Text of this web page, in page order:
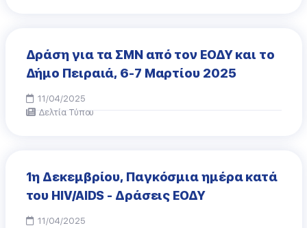
Δράση για τα ΣΜΝ από τον ΕΟΔΥ και το
Δήμο Πειραιά, 6-7 Μαρτίου 2025
11/04/2025
Δελτία Τύπου
1η Δεκεμβρίου, Παγκόσμια ημέρα κατά
του HIV/AIDS - Δράσεις ΕΟΔΥ
11/04/2025